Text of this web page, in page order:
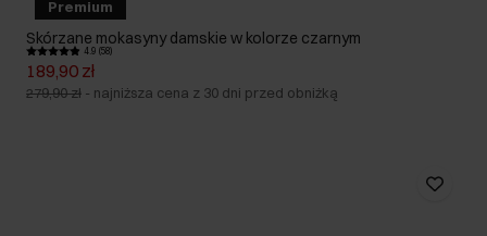
Premium
Skórzane mokasyny damskie w kolorze czarnym
4.9 (58)
189,90 zł
279,90 zł - najniższa cena z 30 dni przed obniżką